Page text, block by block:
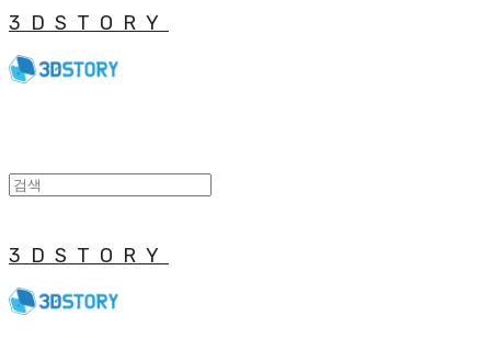
3DSTORY
3DSTORY